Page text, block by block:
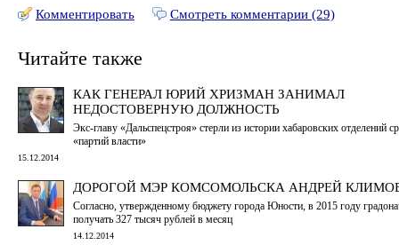
Комментировать Смотреть комментарии (29)
Читайте также
КАК ГЕНЕРАЛ ЮРИЙ ХРИЗМАН ЗАНИМАЛ
НЕДОСТОВЕРНУЮ ДОЛЖНОСТЬ
Экс-главу «Дальспецстроя» стерли из истории хабаровских отделений
«партий власти»
15.12.2014
ДОРОГОЙ МЭР КОМСОМОЛЬСКА АНДРЕЙ
Согласно, утвержденному бюджету города Юности, в 2015 году
получать 327 тысяч рублей в месяц
14.12.2014